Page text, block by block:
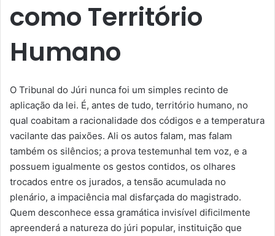
como Território
Humano
O Tribunal do Júri nunca foi um simples recinto de
aplicação da lei. É, antes de tudo, território humano, no
qual coabitam a racionalidade dos códigos e a temperatura
vacilante das paixões. Ali os autos falam, mas falam
também os silêncios; a prova testemunhal tem voz, e a
possuem igualmente os gestos contidos, os olhares
trocados entre os jurados, a tensão acumulada no
plenário, a impaciência mal disfarçada do magistrado.
Quem desconhece essa gramática invisível dificilmente
apreenderá a natureza do júri popular, instituição que